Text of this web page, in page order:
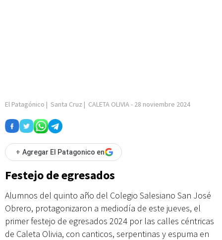
El Patagónico | Santa Cruz | CALETA OLIVIA- 28 noviembre 2024
+ Agregar El Patagonico en
Festejo de egresados
Alumnos del quinto año del Colegio Salesiano San José
Obrero, protagonizaron a mediodía de este jueves, el
primer festejo de egresados 2024 por las calles céntricas
de Caleta Olivia, con canticos, serpentinas y espuma en